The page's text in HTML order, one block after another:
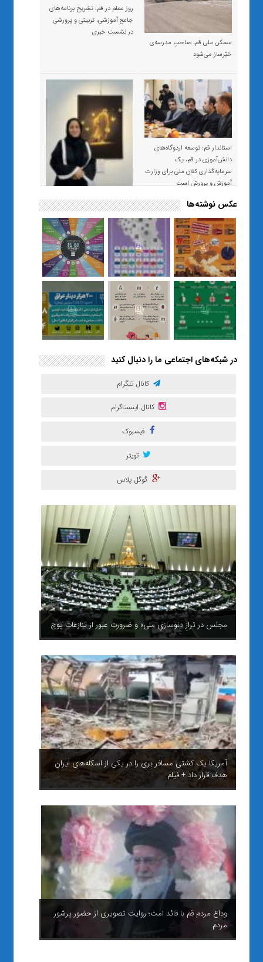
مسکن ملی قم، صاحبِ مدرسه‌ی
خیّرساز می‌شود
روز معلم در قم: تشریح برنامه‌های
جامع آموزشی، تربیتی و پرورشی
در نشست خبری
استاندار قم: توسعه اردوگاه‌های
دانش‌آموزی در قم، یک
سرمایه‌گذاری کلان ملی برای وزارت
آموزش و پرورش است
«صبر و اعتماد؛ روایت معلمی که
نسل Z را از بی‌هدفی به خودباوری
رساند / از یک کلاس ساده در قم تا
حضور مشترک معلم و هنرجویان
در مهم‌ترین گالری قرآنی هوش
مصنوعی تهران
عکس نوشته‌ها
در شبکه‌های اجتماعی ما را دنبال کنید
کانال تلگرام
کانال اینستاگرام
فیسبوک
تویتر
گوگل پلاس
مجلس در ترازِ «نوسازیِ ملی» و ضرورتِ عبور از تنازعاتِ پوچ
آمریکا یک کشتی مسافر بری را در یکی از اسکله‌های ایران
هدف قرار داد + فیلم
وداع مردم قم با قائد امت؛ روایت تصویری از حضور پرشور
مردم